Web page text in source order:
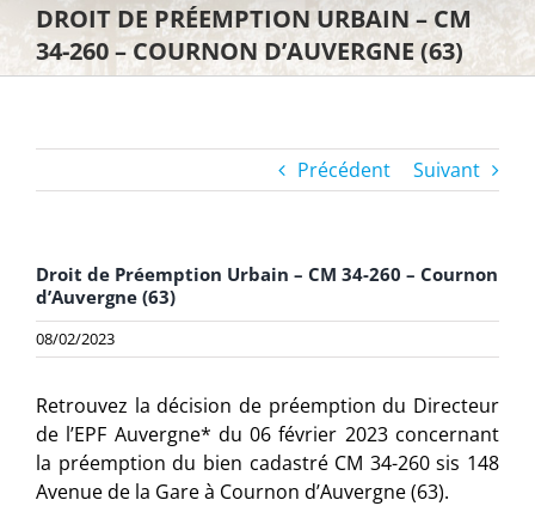
DROIT DE PRÉEMPTION URBAIN – CM
34-260 – COURNON D’AUVERGNE (63)
Précédent Suivant
Droit de Préemption Urbain – CM 34-260 – Cournon
d’Auvergne (63)
08/02/2023
Retrouvez la décision de préemption du Directeur
de l’EPF Auvergne* du 06 février 2023 concernant
la préemption du bien cadastré CM 34-260 sis 148
Avenue de la Gare à Cournon d’Auvergne (63).